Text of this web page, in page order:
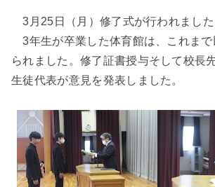
3月25日（月）修了式が行われました
3年生が卒業した体育館は、これまで
られました。修了証書授与そして校長
生徒代表が意見を発表しました。